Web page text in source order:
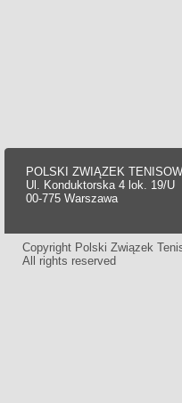
POLSKI ZWIĄZEK
Ul. Konduktorska 4 lok. 19/U
00-775 Warszawa
Copyright Polski Związek
All rights reserved